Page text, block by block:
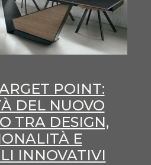
POINT:
DEL NUOVO
TRA DESIGN,
E
INNOVATIVI